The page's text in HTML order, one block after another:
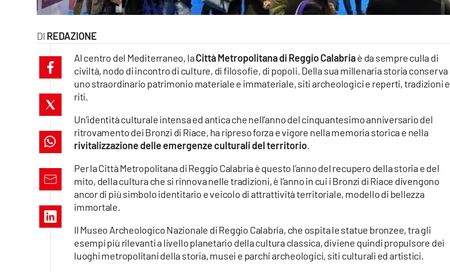
ilvibonese.it
catanzarochannel.it
lacapitalenews.it
REDAZIONE
Al centro del Mediterraneo, laCittà Metropolitana di Reggio Calabriaè da sempre culla di
civiltà, nodo di incontro di culture, di filosofie, di popoli. Della sua millenaria storia conserva
uno straordinario patrimonio materiale e immateriale, siti archeologici e reperti, tradizioni e
riti.
Un’identità culturale intensa ed antica che nell’anno del cinquantesimo anniversario del
ritrovamento dei Bronzi di Riace, ha ripreso forza e vigore nella memoria storica e nella
rivitalizzazione delle emergenze culturali del territorio.
Per la Città Metropolitana di Reggio Calabria è questo l’anno del recupero della storia e del
mito, della cultura che si rinnova nelle tradizioni, è l’anno in cui i Bronzi di Riace divengono
ancor di più simbolo identitario e veicolo di attrattività territoriale, modello di bellezza
immortale.
Il Museo Archeologico Nazionale di Reggio Calabria, che ospita le statue bronzee, tra gli
esempi più rilevanti a livello planetario della cultura classica, diviene quindi propulsore dei
luoghi metropolitani della storia, musei e parchi archeologici, siti culturali ed artistici.